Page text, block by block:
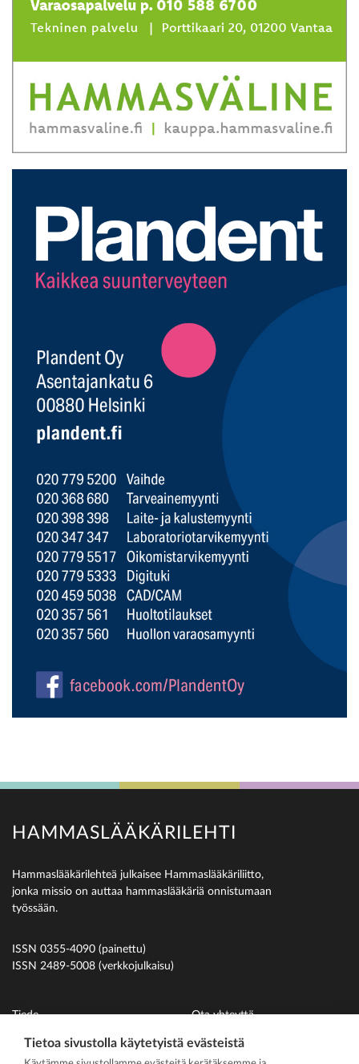
HAMMASLÄÄKÄRILEHTI
Hammaslääkärilehteä julkaisee Hammaslääkäriliitto,
jonka missio on auttaa hammaslääkäriä onnistumaan
työssään.
ISSN 0355-4090 (painettu)
ISSN 2489-5008 (verkkojulkaisu)
Tiede
Uutiset
Ota yhteyttä
Suomen Hammaslääkäriliitto
Tietoa sivustolla käytetyistä evästeistä